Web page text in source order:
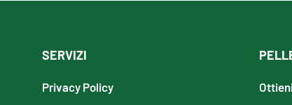
SERVIZI
Privacy Policy